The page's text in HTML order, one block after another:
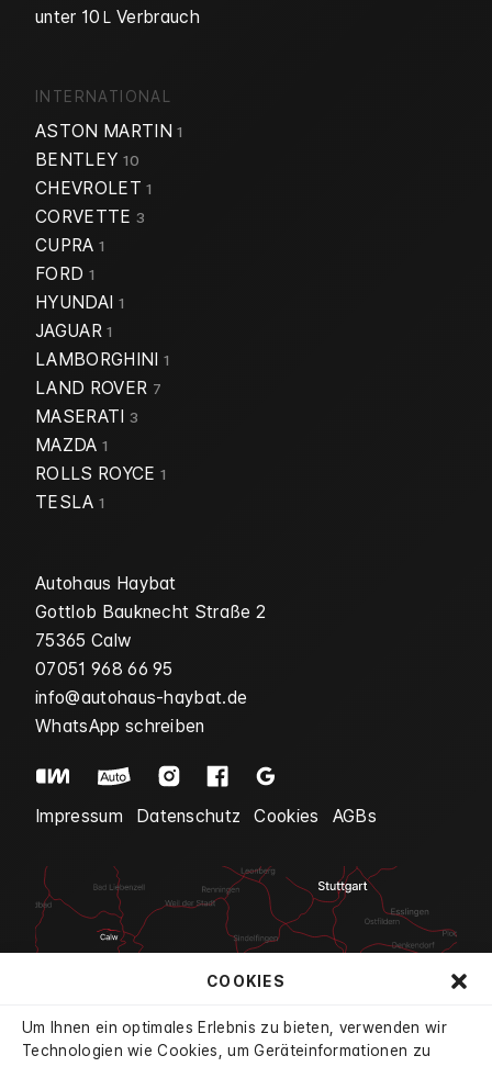
COOKIES
Um Ihnen ein optimales Erlebnis zu bieten, verwenden wir
Technologien wie Cookies, um Geräteinformationen zu
Autohaus Haybat
Gottlob Bauknecht Straße 2
75365 Calw
07051 968 66 95
info@autohaus-haybat.de
WhatsApp schreiben
Impressum Datenschutz Cookies AGBs
unter 10 L Verbrauch
INTERNATIONAL
ASTON MARTIN1
BENTLEY 10
CHEVROLET1
CORVETTE 3
CUPRA 1
FORD 1
HYUNDAI 1
JAGUAR1
LAMBORGHINI 1
LAND ROVER 7
MASERATI 3
MAZDA 1
ROLLS ROYCE 1
TESLA 1